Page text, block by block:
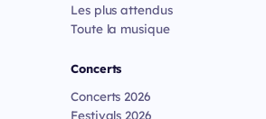
Les plus attendus
Toute la musique
Concerts
Concerts 2026
Festivals 2026